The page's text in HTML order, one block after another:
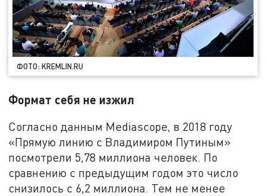
ФОТО: KREMLIN.RU
Формат себя не изжил
Согласно данным Mediascope, в 2018 году
«Прямую линию с Владимиром Путиным»
посмотрели 5,78 миллиона человек. По
сравнению с предыдущим годом это число
снизилось с 6,2 миллиона. Тем не менее